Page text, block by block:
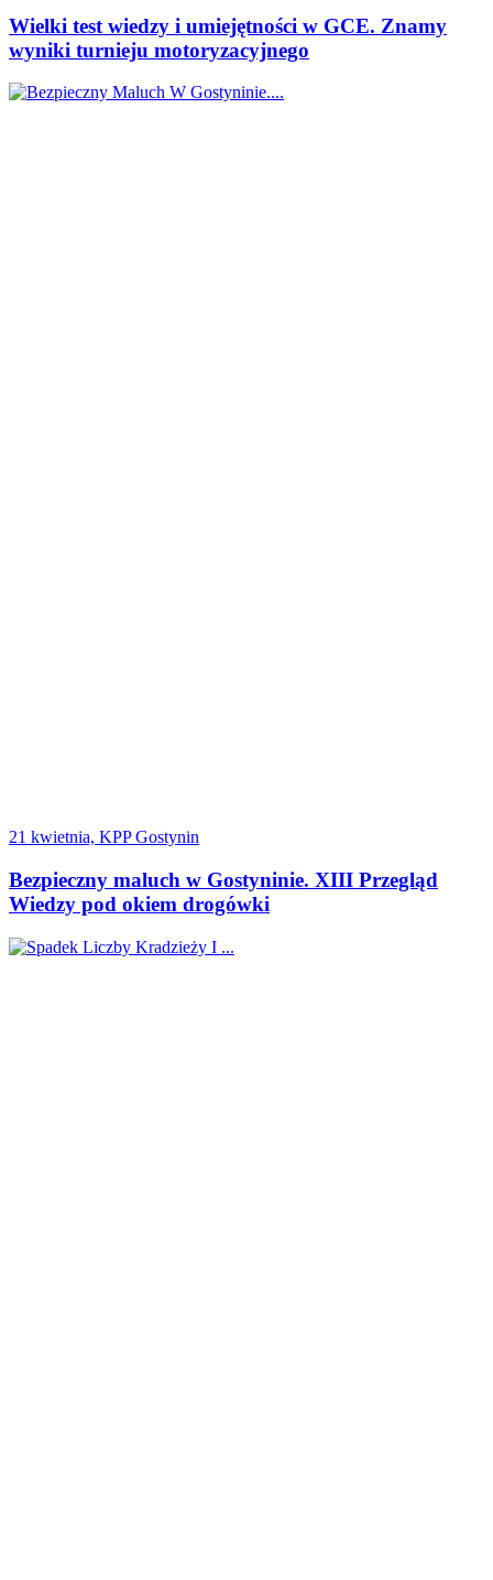
Wielki test wiedzy i umiejętności w GCE. Znamy
wyniki turnieju motoryzacyjnego
21 kwietnia, KPP Gostynin
Bezpieczny maluch w Gostyninie. XIII Przegląd
Wiedzy pod okiem drogówki